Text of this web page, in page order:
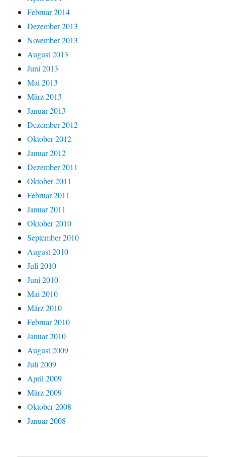
Februar 2014
Dezember 2013
November 2013
August 2013
Juni 2013
Mai 2013
März 2013
Januar 2013
Dezember 2012
Oktober 2012
Januar 2012
Dezember 2011
Oktober 2011
Februar 2011
Januar 2011
Oktober 2010
September 2010
August 2010
Juli 2010
Juni 2010
Mai 2010
März 2010
Februar 2010
Januar 2010
August 2009
Juli 2009
April 2009
März 2009
Oktober 2008
Januar 2008